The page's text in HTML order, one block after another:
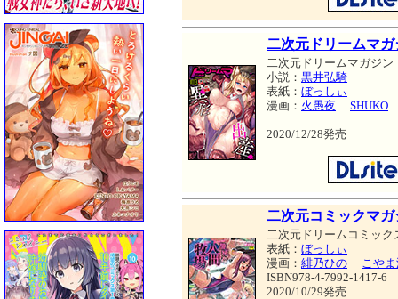
二次元ドリームマガ
二次元ドリームマガジン
小説： 黒井弘騎
表紙： ぼっしぃ
漫画： 火愚夜 SHUKO
2020/12/28発売
二次元コミックマ
二次元ドリームコミック
表紙： ぼっしぃ
漫画： 緋乃ひの
こや
ISBN978-4-7992-1417-6
2020/10/29発売